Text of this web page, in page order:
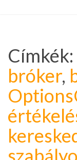
Címkék:
bróker,